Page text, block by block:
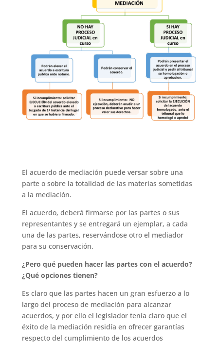
El acuerdo de mediación puede versar sobre una
parte o sobre la totalidad de las materias sometidas
a la mediación.
El acuerdo, deberá firmarse por las partes o sus
representantes y se entregará un ejemplar, a cada
una de las partes, reservándose otro el mediador
para su conservación.
¿Pero qué pueden hacer las partes con el acuerdo?
¿Qué opciones tienen?
Es claro que las partes hacen un gran esfuerzo a lo
largo del proceso de mediación para alcanzar
acuerdos, y por ello el legislador tenía claro que el
éxito de la mediación residía en ofrecer garantías
respecto del cumplimiento de los acuerdos